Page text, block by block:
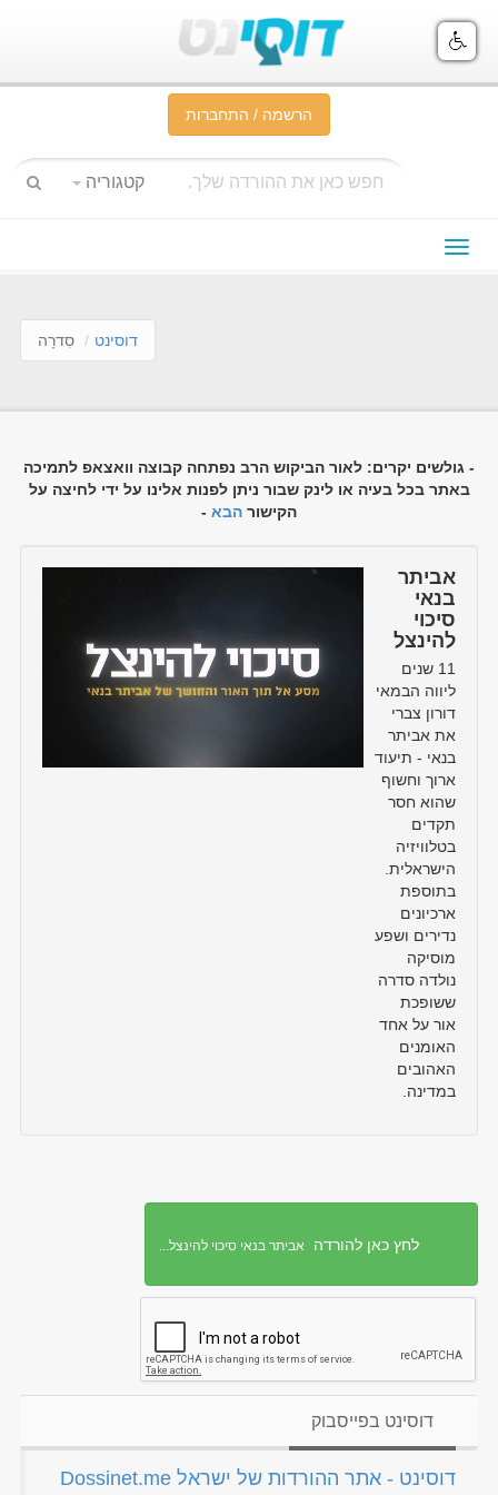
הרשמה / התחברות
קטגוריה
תפריט
דוסינט סִדרָה
- גולשים יקרים: לאור הביקוש הרב נפתחה קבוצה וואצאפ לתמיכה
באתר בכל בעיה או לינק שבור ניתן לפנות אלינו על ידי לחיצה על
הקישור הבא -
אביתר
בנאי
סיכוי
להינצל
11 שנים
ליווה הבמאי
דורון צברי
את אביתר
בנאי - תיעוד
ארוך וחשוף
שהוא חסר
תקדים
בטלוויזיה
הישראלית.
בתוספת
ארכיונים
נדירים ושפע
מוסיקה
נולדה סדרה
ששופכת
אור על אחד
האומנים
האהובים
במדינה.
לחץ כאן להורדה אביתר בנאי סיכוי להינצל...
דוסינט בפייסבוק
‏דוסינט - אתר ההורדות של ישראל Dossinet.me‏